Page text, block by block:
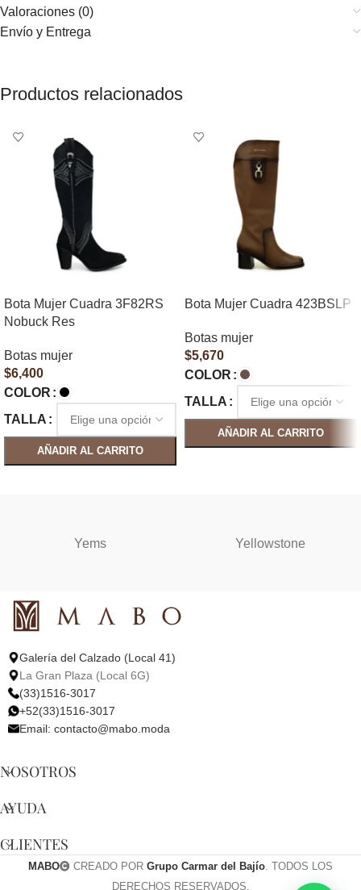
Valoraciones (0)
Envío y Entrega
Productos relacionados
Bota Mujer Cuadra 3F82RS
Nobuck Res
Botas mujer
$6,400
COLOR
TALLA
AÑADIR AL CARRITO
Bota Mujer Cuadra 423BSLP
Botas mujer
$5,670
COLOR
TALLA
AÑADIR AL CARRITO
Yems Yellowstone
Galería del Calzado (Local 41)
La Gran Plaza (Local 6G)
(33)1516-3017
+52(33)1516-3017
Email: contacto@mabo.moda
NOSOTROS
AYUDA
CLIENTES
MABO CREADO POR Grupo Carmar del Bajío. TODOS LOS
DERECHOS RESERVADOS.